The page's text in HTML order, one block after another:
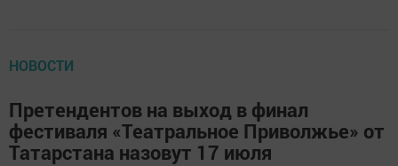
НОВОСТИ
Претендентов на выход в финал
фестиваля «Театральное Приволжье» от
Татарстана назовут 17 июля